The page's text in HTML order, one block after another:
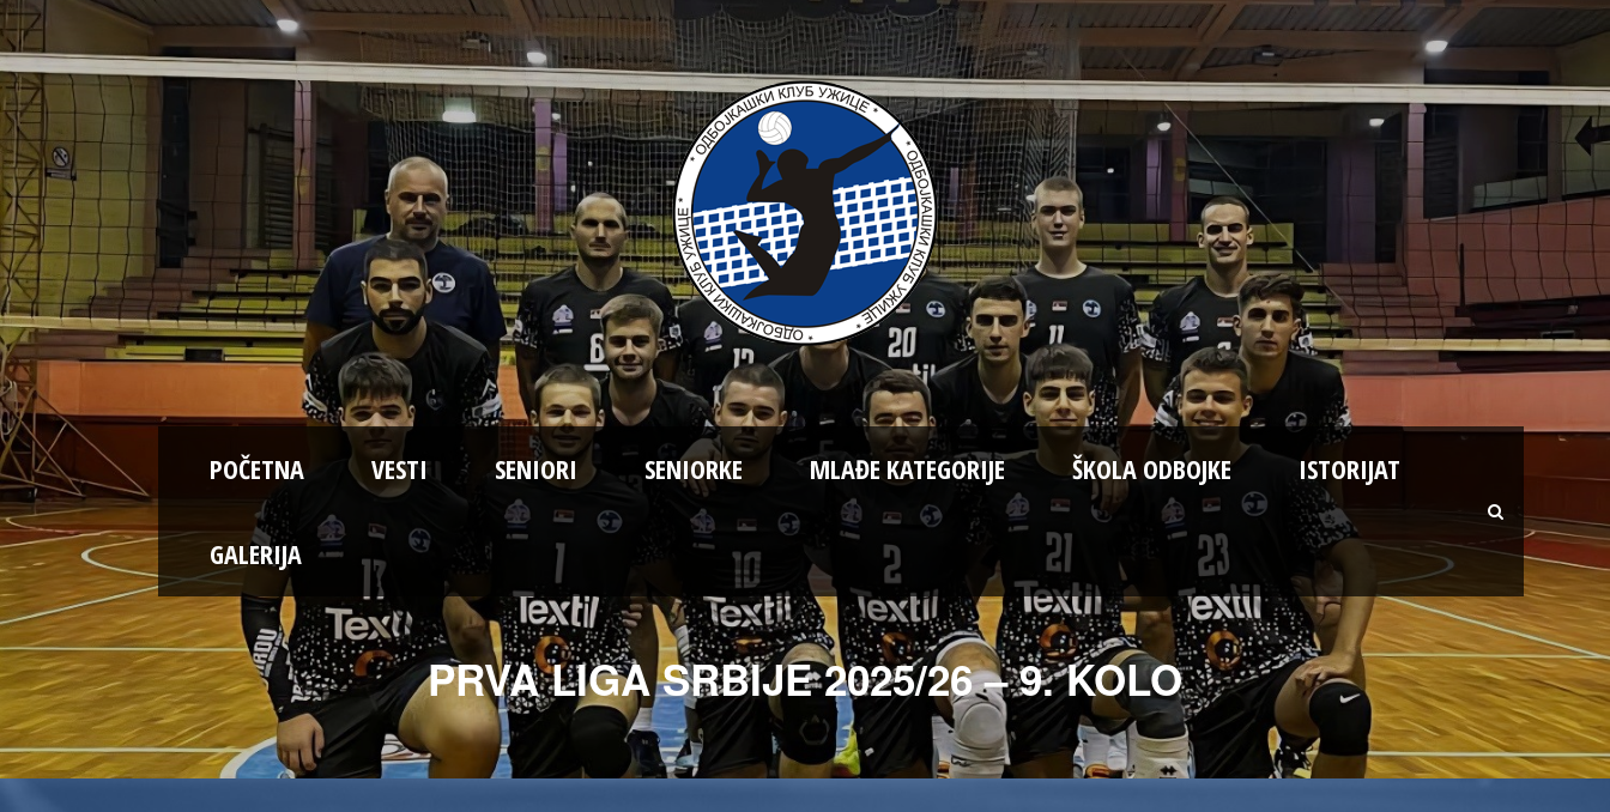
POČETNA VESTI SENIORI SENIORKE MLAĐE KATEGORIJE ŠKOLA ODBOJKE ISTORIJAT
GALERIJA
PRVA LIGA SRBIJE 2025/26 – 9. KOLO